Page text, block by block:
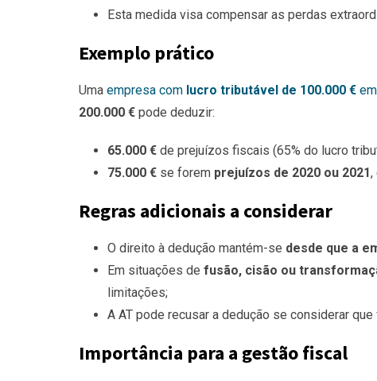
Esta medida visa compensar as perdas
Exemplo prático
Uma empresa com lucro tributável de 100.000 €
200.000 € pode deduzir:
65.000 € de prejuízos fiscais (65% do lucro
75.000 € se forem prejuízos de 2020 ou 2021,
Regras adicionais a considerar
O direito à dedução mantém-se desde que a
Em situações de fusão, cisão ou
limitações;
A AT pode recusar a dedução se considerar
Importância para a gestão fiscal